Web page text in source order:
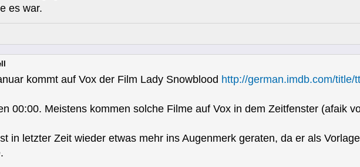
es war.
kommt auf Vox der Film Lady Snowblood http://german.imdb.com/title/
00:00. Meistens kommen solche Filme auf Vox in dem Zeitfenster (afaik
in letzter Zeit wieder etwas mehr ins Augenmerk geraten, da er als